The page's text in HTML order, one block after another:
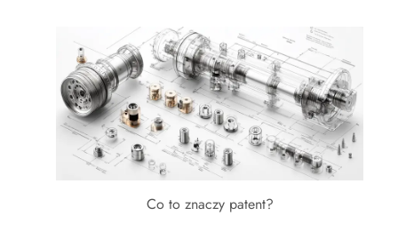
Co to znaczy patent?